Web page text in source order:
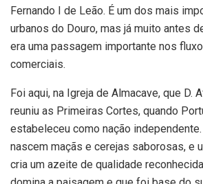
Fernando I de Leão. É um dos mais
urbanos do Douro, mas já muito antes
era uma passagem importante nos
comerciais.
Foi aqui, na Igreja de Almacave, que D.
reuniu as Primeiras Cortes, quando
estabeleceu como nação
nascem maçãs e cerejas saborosas, e
cria um azeite de qualidade